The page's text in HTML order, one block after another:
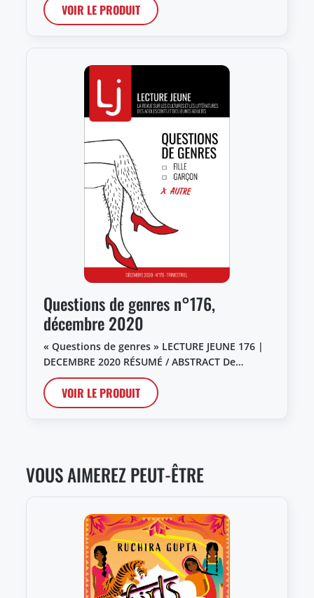
VOIR LE PRODUIT
Questions de genres n°176,
décembre 2020
« Questions de genres » LECTURE JEUNE 176 |
DECEMBRE 2020 RÉSUMÉ / ABSTRACT De…
VOIR LE PRODUIT
VOUS AIMEREZ PEUT-ÊTRE